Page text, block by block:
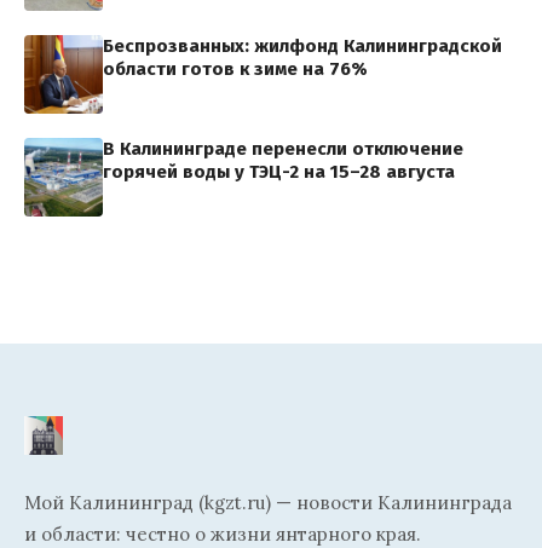
Беспрозванных: жилфонд Калининградской
области готов к зиме на 76%
В Калининграде перенесли отключение
горячей воды у ТЭЦ-2 на 15–28 августа
Мой Калининград (kgzt.ru) — новости Калининграда
и области: честно о жизни янтарного края.